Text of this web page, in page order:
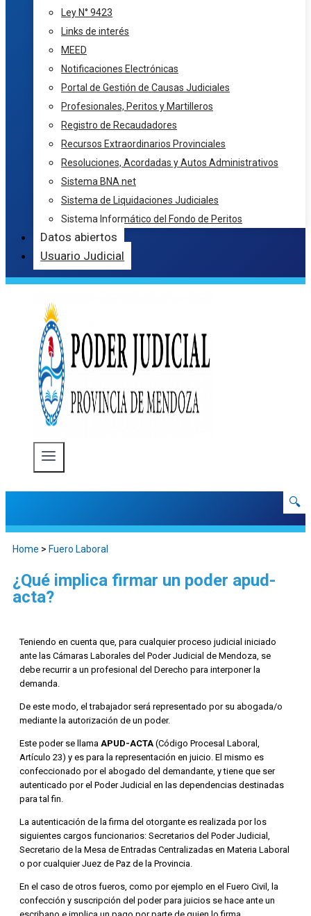
Ley N° 9423
Links de interés
MEED
Notificaciones Electrónicas
Portal de Gestión de Causas Judiciales
Profesionales, Peritos y Martilleros
Registro de Recaudadores
Recursos Extraordinarios Provinciales
Resoluciones, Acordadas y Autos Administrativos
Sistema BNA net
Sistema de Liquidaciones Judiciales
Sistema Informático del Fondo de Peritos
Datos abiertos
Usuario Judicial
🔍
Home > Fuero Laboral
¿Qué implica firmar un poder apud-
acta?
Teniendo en cuenta que, para cualquier proceso judicial iniciado
ante las Cámaras Laborales del Poder Judicial de Mendoza, se
debe recurrir a un profesional del Derecho para interponer la
demanda.
De este modo, el trabajador será representado por su abogada/o
mediante la autorización de un poder.
Este poder se llama APUD-ACTA (Código Procesal Laboral,
Artículo 23) y es para la representación en juicio. El mismo es
confeccionado por el abogado del demandante, y tiene que ser
autenticado por el Poder Judicial en las dependencias destinadas
para tal fin.
La autenticación de la firma del otorgante es realizada por los
siguientes cargos funcionarios: Secretarios del Poder Judicial,
Secretario de la Mesa de Entradas Centralizadas en Materia Laboral
o por cualquier Juez de Paz de la Provincia.
En el caso de otros fueros, como por ejemplo en el Fuero Civil, la
confección y suscripción del poder para juicios se hace ante un